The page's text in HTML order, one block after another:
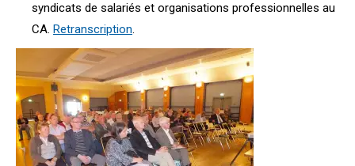
syndicats de salariés et organisations professionnelles au
CA. Retranscription.